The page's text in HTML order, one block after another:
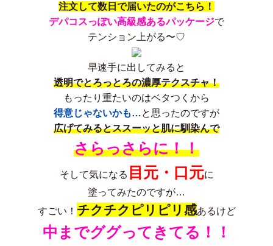
注文して数日で届いたのがこちら！
デパコスっぽい高級感あるパッケージで
テンション上がる〜♡
早速手に出してみると
透明でとろっとろの濃厚テクスチャ！
もったり重たいのはベタつくから
得意じゃないかも…と思ったのですが
広げてみるとススーッと肌に馴染んで
さらっさらに！！
そして気になる 目元・口元に
塗ってみたのですが…
すごい！ チクチクピリピリ感あるけど
中までググってきてる！！